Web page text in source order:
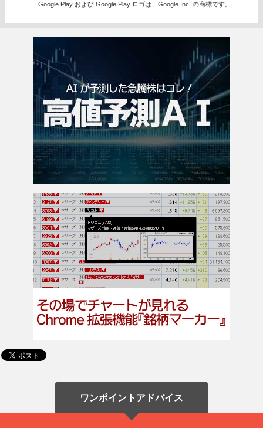
Google Play および Google Play ロゴは、Google Inc. の商標です。
ワンポイントアドバイス